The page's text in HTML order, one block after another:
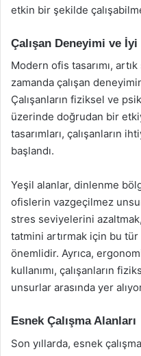
etkin bir şekilde
Çalışan Deneyimi ve İyi
Modern ofis tasarımı,
zamanda çalışan
Çalışanların fiziksel ve
üzerinde doğrudan bir
tasarımları, çalışanların
başlandı.
Yeşil alanlar, dinlenme
ofislerin vazgeçilmez
stres seviyelerini azaltmak,
tatmini artırmak için bu tür
önemlidir. Ayrıca,
kullanımı, çalışanların
unsurlar arasında yer
Esnek Çalışma Alanları
Son yıllarda, esnek